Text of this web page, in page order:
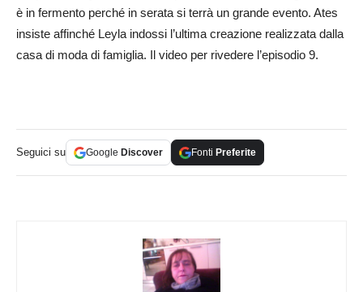
è in fermento perché in serata si terrà un grande evento. Ates
insiste affinché Leyla indossi l’ultima creazione realizzata dalla
casa di moda di famiglia. Il video per rivedere l’episodio 9.
Seguici su Google Discover Fonti Preferite